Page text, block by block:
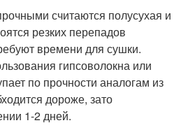
считаются полусухая и
резких перепадов
времени для сушки.
гипсоволокна или
по прочности аналогам из
дороже, зато
1-2 дней.